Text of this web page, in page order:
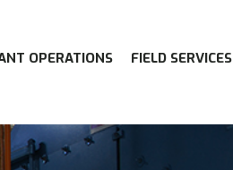
OPERATIONS FIELD SERVICES